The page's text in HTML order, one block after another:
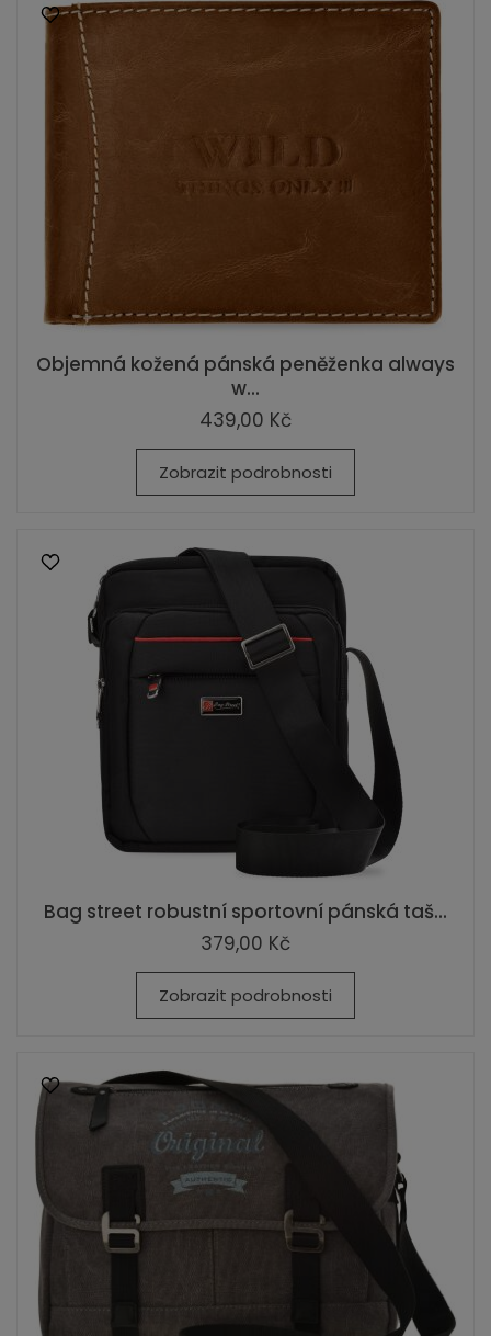
Objemná kožená pánská peněženka always
w...
439,00 Kč
Zobrazit podrobnosti
Bag street robustní sportovní pánská taš...
379,00 Kč
Zobrazit podrobnosti